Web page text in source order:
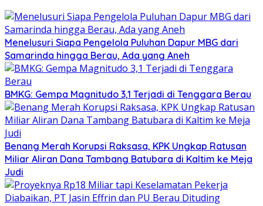
Menelusuri Siapa Pengelola Puluhan Dapur MBG dari
Samarinda hingga Berau, Ada yang Aneh
BMKG: Gempa Magnitudo 3,1 Terjadi di Tenggara Berau
Benang Merah Korupsi Raksasa, KPK Ungkap Ratusan
Miliar Aliran Dana Tambang Batubara di Kaltim ke Meja
Judi